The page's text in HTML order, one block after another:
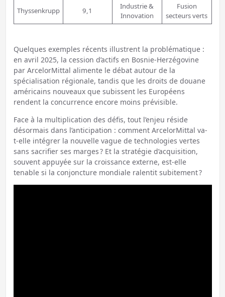
Thyssenkrupp 9,1
Industrie &
Innovation
Fusion
secteurs verts
Quelques exemples récents illustrent la problématique :
en avril 2025, la cession d’actifs en Bosnie-Herzégovine
par ArcelorMittal alimente le débat autour de la
spécialisation régionale, tandis que les droits de douane
américains nouveaux que subissent les Européens
rendent la concurrence encore moins prévisible.
Face à la multiplication des défis, tout l’enjeu réside
désormais dans l’anticipation : comment ArcelorMittal va-
t-elle intégrer la nouvelle vague de technologies vertes
sans sacrifier ses marges ? Et la stratégie d’acquisition,
souvent appuyée sur la croissance externe, est-elle
tenable si la conjoncture mondiale ralentit subitement ?